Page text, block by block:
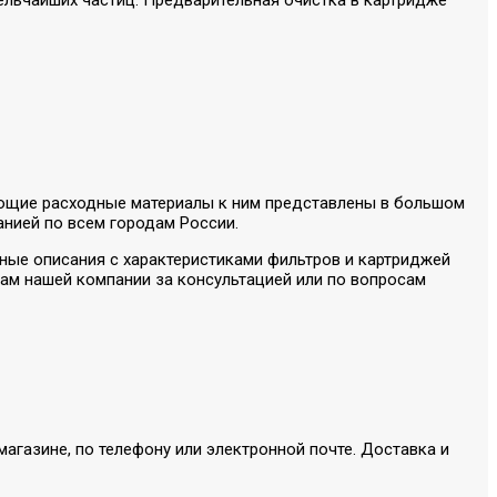
расходные материалы к ним представлены в большом
по всем городам России.
описания с характеристиками фильтров и картриджей
нашей компании за консультацией или по вопросам
по телефону или электронной почте. Доставка и